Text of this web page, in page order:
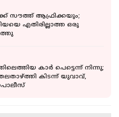
സൗത്ത് ആഫ്രിക്കയും;
എതിരില്ലാത്ത ഒരു
കാർ പെട്ടെന്ന് നിന്നു;
തലതാഴ്ത്തി കിടന്ന് യുവാവ്,